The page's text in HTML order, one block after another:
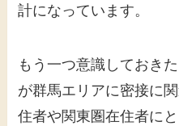
計になっています。
もう一つ意識しておき
が群馬エリアに密接に
住者や関東圏在住者に